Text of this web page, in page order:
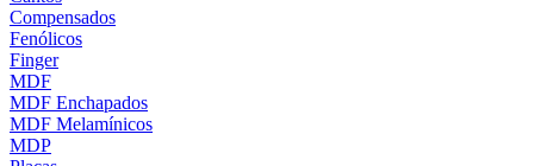
Compensados
Fenólicos
Finger
MDF
MDF Enchapados
MDF Melamínicos
MDP